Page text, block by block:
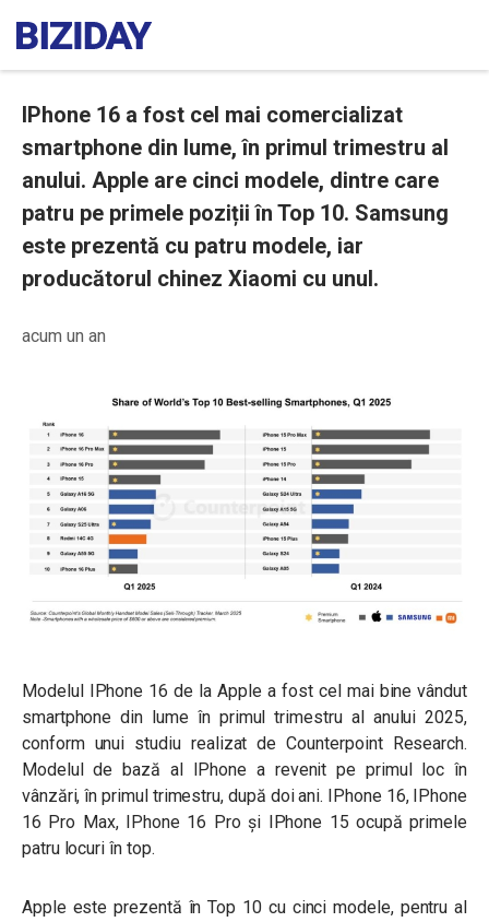
IPhone 16 a fost cel mai comercializat
smartphone din lume, în primul trimestru al
anului. Apple are cinci modele, dintre care
patru pe primele poziții în Top 10. Samsung
este prezentă cu patru modele, iar
producătorul chinez Xiaomi cu unul.
acum un an
Modelul IPhone 16 de la Apple a fost cel mai bine vândut
smartphone din lume în primul trimestru al anului 2025,
conform unui studiu realizat de Counterpoint Research.
Modelul de bază al IPhone a revenit pe primul loc în
vânzări, în primul trimestru, după doi ani. I
Phone 16, IPhone
16 Pro Max, IPhone 16 Pro şi IPhone 15 ocupă primele
patru locuri în top.
Apple este prezentă în Top 10 cu cinci modele, pentru al